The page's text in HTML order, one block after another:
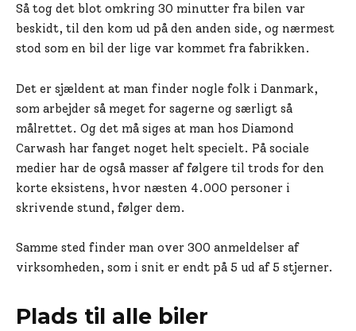
Så tog det blot omkring 30 minutter fra bilen var
beskidt, til den kom ud på den anden side, og nærmest
stod som en bil der lige var kommet fra fabrikken.
Det er sjældent at man finder nogle folk i Danmark,
som arbejder så meget for sagerne og særligt så
målrettet. Og det må siges at man hos Diamond
Carwash har fanget noget helt specielt. På sociale
medier har de også masser af følgere til trods for den
korte eksistens, hvor næsten 4.000 personer i
skrivende stund, følger dem.
Samme sted finder man over 300 anmeldelser af
virksomheden, som i snit er endt på 5 ud af 5 stjerner.
Plads til alle biler